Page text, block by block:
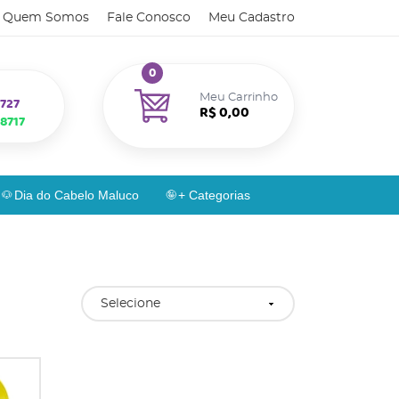
Quem Somos Fale Conosco Meu Cadastro
Meu Carrinho
0
R$ 0,00
Dia do Cabelo Maluco + Categorias
Selecione